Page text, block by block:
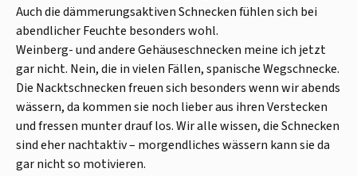
Auch die dämmerungsaktiven Schnecken fühlen sich bei
abendlicher Feuchte besonders wohl.
Weinberg- und andere Gehäuseschnecken meine ich jetzt
gar nicht. Nein, die in vielen Fällen, spanische Wegschnecke.
Die Nacktschnecken freuen sich besonders wenn wir abends
wässern, da kommen sie noch lieber aus ihren Verstecken
und fressen munter drauf los. Wir alle wissen, die Schnecken
sind eher nachtaktiv – morgendliches wässern kann sie da
gar nicht so motivieren.